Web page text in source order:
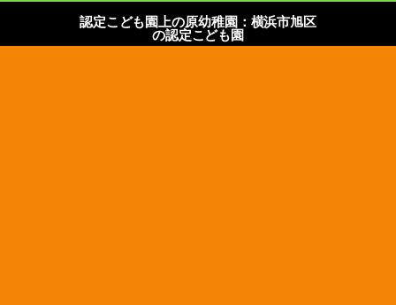
認定こども園上の原幼稚園：横浜市旭区
の認定こども園